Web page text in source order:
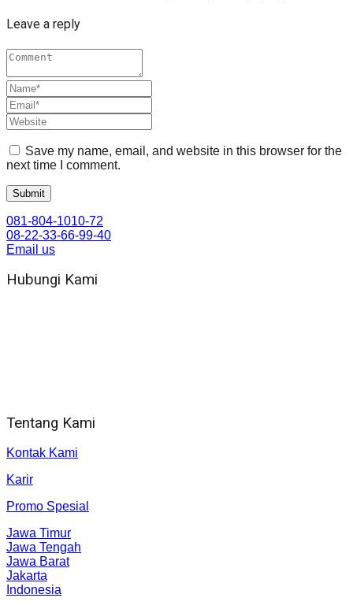
Leave a reply
Save my name, email, and website in this browser for the
next time I comment.
081-804-1010-72
08-22-33-66-99-40
Email us
Hubungi Kami
Tentang Kami
Kontak Kami
Karir
Promo Spesial
Jawa Timur
Jawa Tengah
Jawa Barat
Jakarta
Indonesia